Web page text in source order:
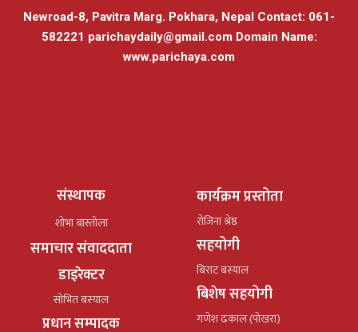
Newroad-8, Pavitra Marg. Pokhara, Nepal Contact: 061-
582221 parichaydaily@gmail.comDomain Name:
www.parichaya.com
संस्थापक
शोभा बास्तोला
समाचार संवाददाता
डाइरेक्टर
सोभित बस्याल
प्रधान सम्पादक
कार्यक्रम प्रस्तोता
रोजिना श्रेष्ठ
सहयोगी
बिराट बस्याल
बिशेष सहयोगी
गणेश ढकाल (पोखरा)